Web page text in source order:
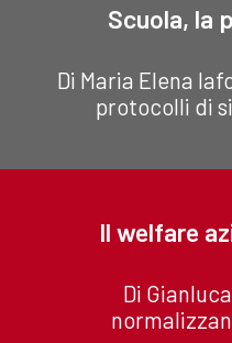
Scuola, la
Di Maria Elena
protocolli di
Il welfare
Di